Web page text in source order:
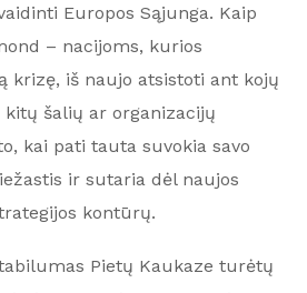
Europos Sąjunga. Kaip
– nacijoms, kurios
krizę, iš naujo atsistoti ant kojų
kitų šalių ar organizacijų
kai pati tauta suvokia savo
ir sutaria dėl naujos
kontūrų.
Pietų Kaukaze turėtų